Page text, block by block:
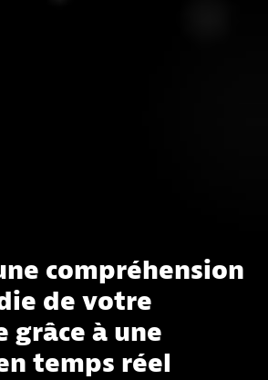
compréhension
de votre
grâce à une
temps réel